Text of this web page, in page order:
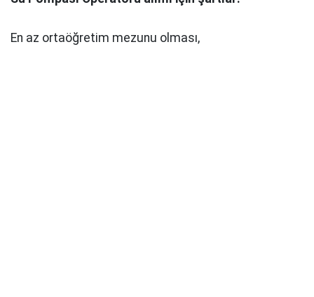
En az ortaöğretim mezunu olması,